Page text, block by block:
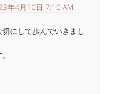
年4月10日 7:10 AM
にして歩んでいきまし